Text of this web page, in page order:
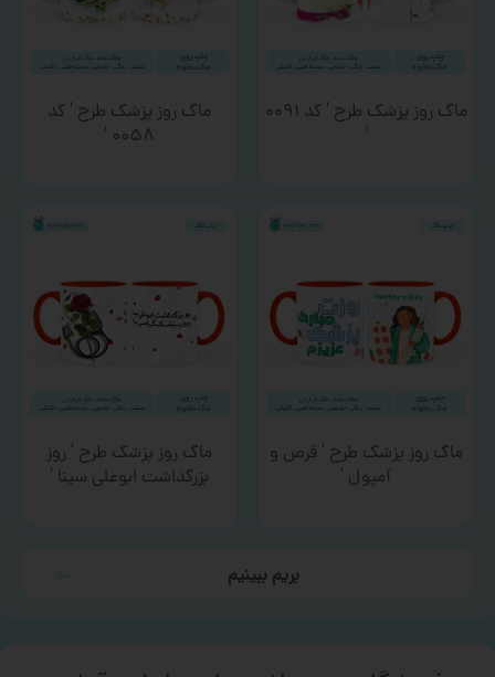
ماگ روز پزشک طرح ‘ کد ۰۰۹۱
‘
ماگ روز پزشک طرح ‘ کد
۰۰۵۸ ‘
ماگ روز پزشک طرح ‘ قرص و
آمپول ‘
ماگ روز پزشک طرح ‘ روز
بزرگداشت ابوعلی سینا ‘
بریم ببینیم